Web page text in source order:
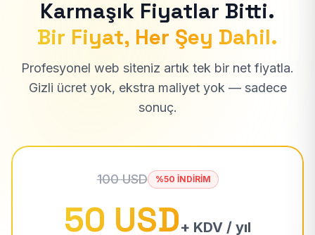
Karmaşık Fiyatlar Bitti.
Bir Fiyat, Her Şey Dahil.
Profesyonel web siteniz artık tek bir net fiyatla.
Gizli ücret yok, ekstra maliyet yok — sadece
sonuç.
100 USD %50 İNDİRİM
50 USD+ KDV / yıl